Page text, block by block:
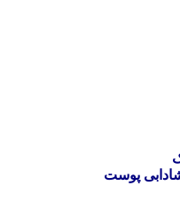
پوست